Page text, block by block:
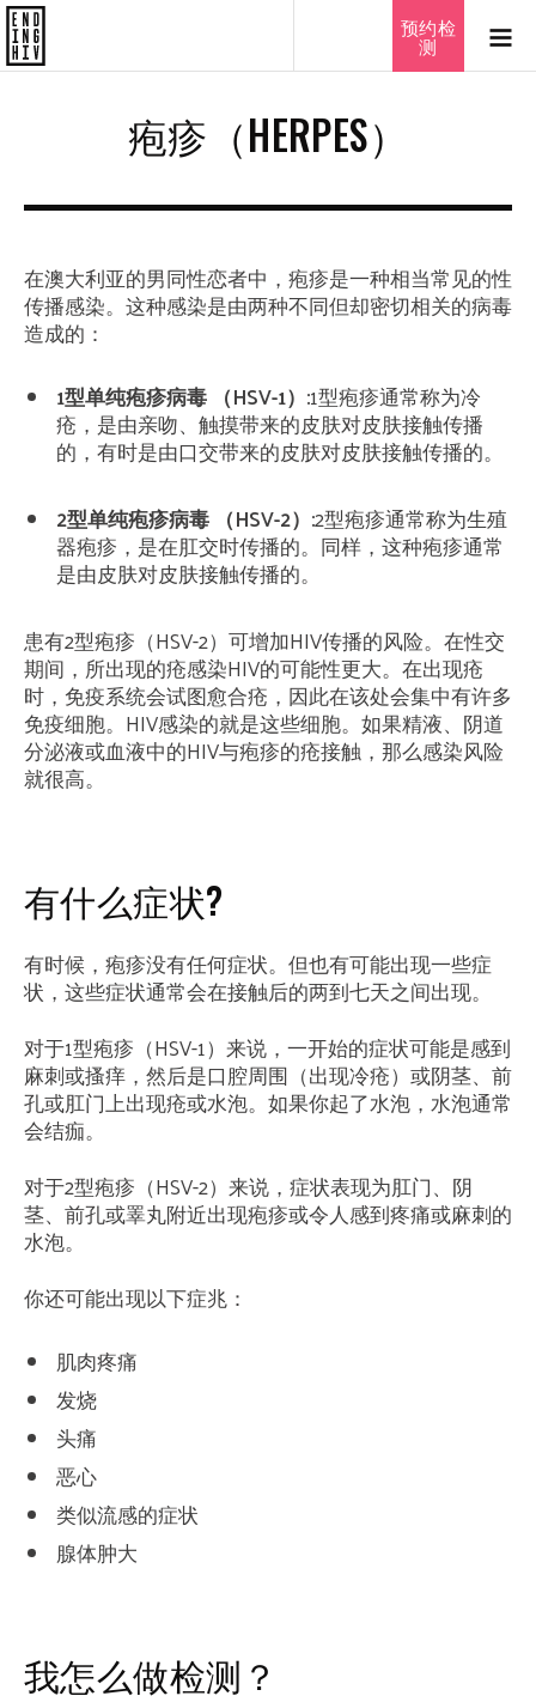
预约检
测
疱疹（HERPES）
在澳大利亚的男同性恋者中，疱疹是一种相当常见的性
传播感染。这种感染是由两种不同但却密切相关的病毒
造成的：
1型单纯疱疹病毒 （HSV-1）:1型疱疹通常称为冷
疮，是由亲吻、触摸带来的皮肤对皮肤接触传播
的，有时是由口交带来的皮肤对皮肤接触传播的。
2型单纯疱疹病毒 （HSV-2）:2型疱疹通常称为生殖
器疱疹，是在肛交时传播的。同样，这种疱疹通常
是由皮肤对皮肤接触传播的。
患有2型疱疹（HSV-2）可增加HIV传播的风险。在性交
期间，所出现的疮感染HIV的可能性更大。在出现疮
时，免疫系统会试图愈合疮，因此在该处会集中有许多
免疫细胞。HIV感染的就是这些细胞。如果精液、阴道
分泌液或血液中的HIV与疱疹的疮接触，那么感染风险
就很高。
有什么症状?
有时候，疱疹没有任何症状。但也有可能出现一些症
状，这些症状通常会在接触后的两到七天之间出现。
对于1型疱疹（HSV-1）来说，一开始的症状可能是感到
麻刺或搔痒，然后是口腔周围（出现冷疮）或阴茎、前
孔或肛门上出现疮或水泡。如果你起了水泡，水泡通常
会结痂。
对于2型疱疹（HSV-2）来说，症状表现为肛门、阴
茎、前孔或睪丸附近出现疱疹或令人感到疼痛或麻刺的
水泡。
你还可能出现以下症兆：
肌肉疼痛
发烧
头痛
恶心
类似流感的症状
腺体肿大
我怎么做检测？